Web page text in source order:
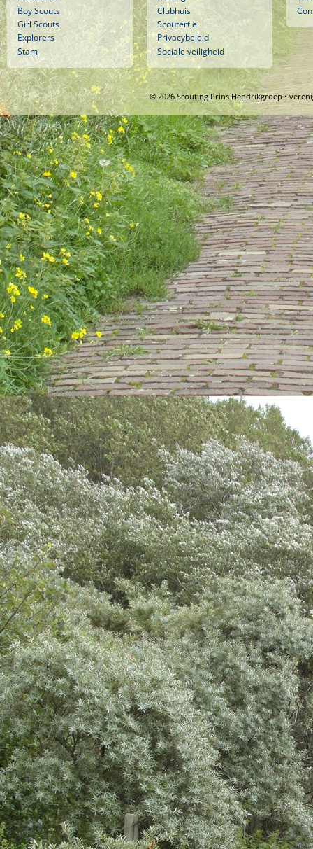
Boy Scouts
Girl Scouts
Explorers
Stam
Clubhuis
Scoutertje
Privacybeleid
Sociale veiligheid
© 2026 Scouting Prins Hendrikgroep •